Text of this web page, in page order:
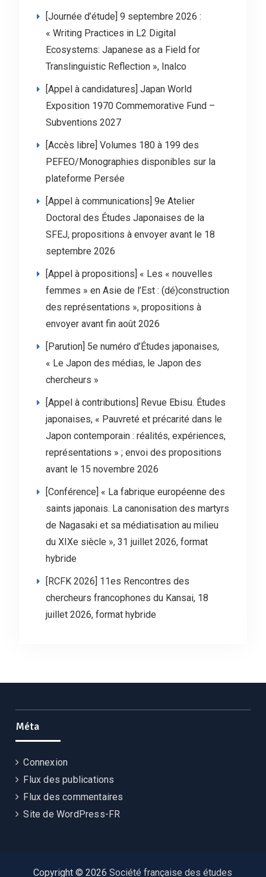
[Journée d’étude] 9 septembre 2026 :
« Writing Practices in L2 Digital
Ecosystems: Japanese as a Field for
Translinguistic Reflection », Inalco
[Appel à candidatures] Japan World
Exposition 1970 Commemorative Fund –
Subventions 2027
[Accès libre] Volumes 180 à 199 des
PEFEO/Monographies disponibles sur la
plateforme Persée
[Appel à communications] 9e Atelier
Doctoral des Études Japonaises de la
SFEJ, propositions à envoyer avant le 18
septembre 2026
[Appel à propositions] « Les « nouvelles
femmes » en Asie de l’Est : (dé)construction
des représentations », propositions à
envoyer avant fin août 2026
[Parution] 5e numéro d’Études japonaises,
« Le Japon des médias, le Japon des
chercheurs »
[Appel à contributions] Revue Ebisu. Études
japonaises, « Pauvreté et précarité dans le
Japon contemporain : réalités, expériences,
représentations » ; envoi des propositions
avant le 15 novembre 2026
[Conférence] « La fabrique européenne des
saints japonais. La canonisation des martyrs
de Nagasaki et sa médiatisation au milieu
du XIXe siècle », 31 juillet 2026, format
hybride
[RCFK 2026] 11es Rencontres des
chercheurs francophones du Kansai, 18
juillet 2026, format hybride
Méta
Connexion
Flux des publications
Flux des commentaires
Site de WordPress-FR
Copyright © 2026Société française des études